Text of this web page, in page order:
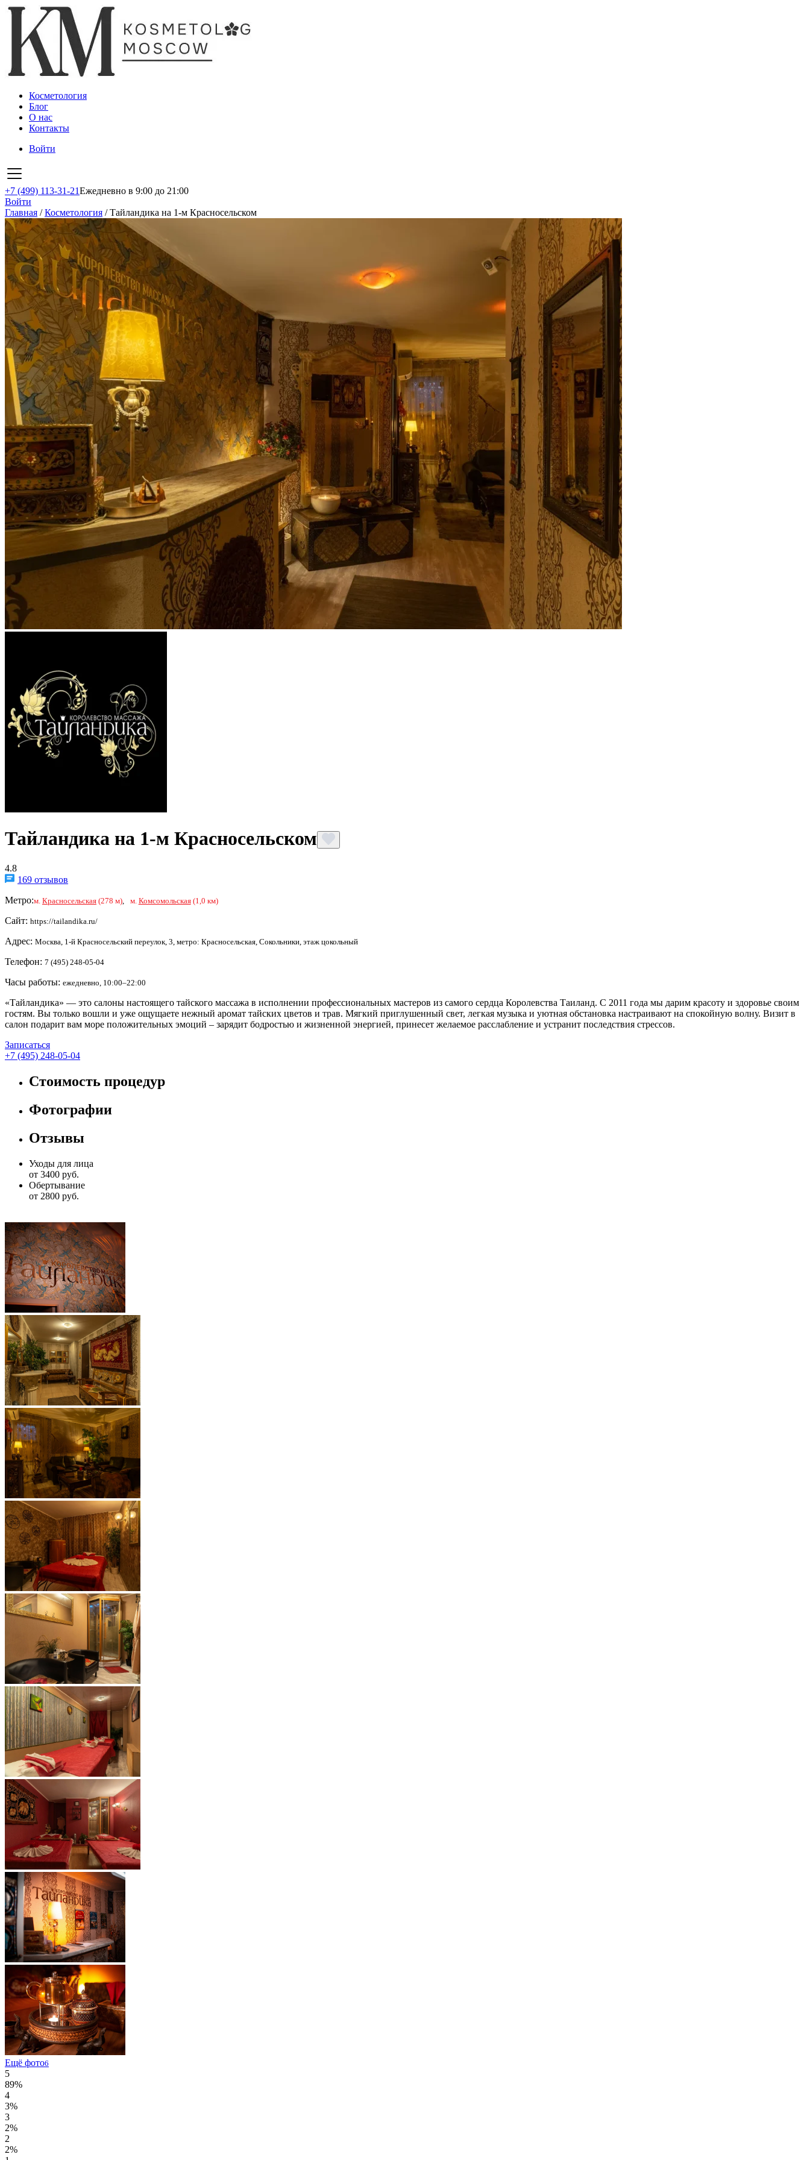
Косметология
Блог
О нас
Контакты
Войти
+7 (499) 113-31-21Ежедневно в 9:00 до 21:00
Войти
Главная /Косметология /Тайландика на 1-м Красносельском
Тайландика на 1-м Красносельском
4.8
169 отзывов
Метро:м. Красносельская (278 м) м. Комсомольская(1,0 км)
Сайт: https://tailandika.ru/
Адрес: Москва, 1-й Красносельский переулок, 3, метро: Красносельская, Сокольники, этаж цокольный
Телефон: 7 (495) 248-05-04
Часы работы: ежедневно, 10:00–22:00
«Тайландика» — это салоны настоящего тайского массажа в исполнении профессиональных мастеров из самого сердца Королевства Таиланд. С 2011 года мы дарим красоту и здоровье своим
гостям. Вы только вошли и уже ощущаете нежный аромат тайских цветов и трав. Мягкий приглушенный свет, легкая музыка и уютная обстановка настраивают на спокойную волну. Визит в
салон подарит вам море положительных эмоций – зарядит бодростью и жизненной энергией, принесет желаемое расслабление и устранит последствия стрессов.
Записаться
+7 (495) 248-05-04
Стоимость процедур
Фотографии
Отзывы
Уходы для лица
от 3400 руб.
Обертывание
от 2800 руб.
Ещё фото6
5
89%
4
3%
3
2%
2
2%